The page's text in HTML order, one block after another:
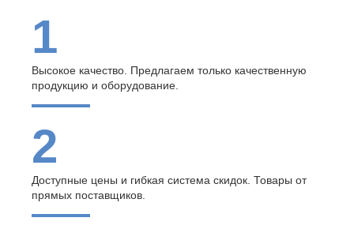
1
Высокое качество. Предлагаем только качественную
продукцию и оборудование.
2
Доступные цены и гибкая система скидок. Товары от
прямых поставщиков.